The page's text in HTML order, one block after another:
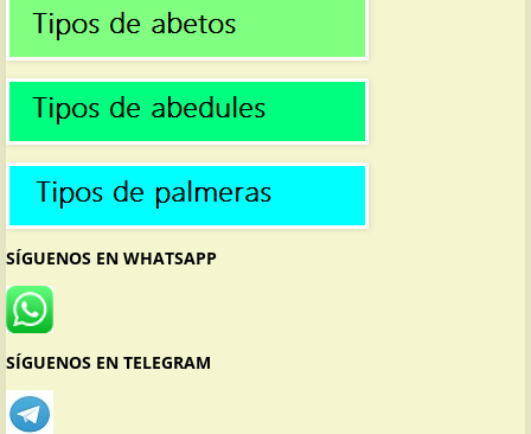
SÍGUENOS EN WHATSAPP
SÍGUENOS EN TELEGRAM